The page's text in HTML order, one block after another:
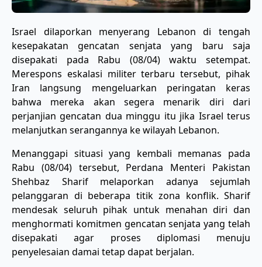
​Israel dilaporkan menyerang Lebanon di tengah
kesepakatan gencatan senjata yang baru saja
disepakati pada Rabu (08/04) waktu setempat.
Merespons eskalasi militer terbaru tersebut, pihak
Iran langsung mengeluarkan peringatan keras
bahwa mereka akan segera menarik diri dari
perjanjian gencatan dua minggu itu jika Israel terus
melanjutkan serangannya ke wilayah Lebanon.
​Menanggapi situasi yang kembali memanas pada
Rabu (08/04) tersebut, Perdana Menteri Pakistan
Shehbaz Sharif melaporkan adanya sejumlah
pelanggaran di beberapa titik zona konflik. Sharif
mendesak seluruh pihak untuk menahan diri dan
menghormati komitmen gencatan senjata yang telah
disepakati agar proses diplomasi menuju
penyelesaian damai tetap dapat berjalan.